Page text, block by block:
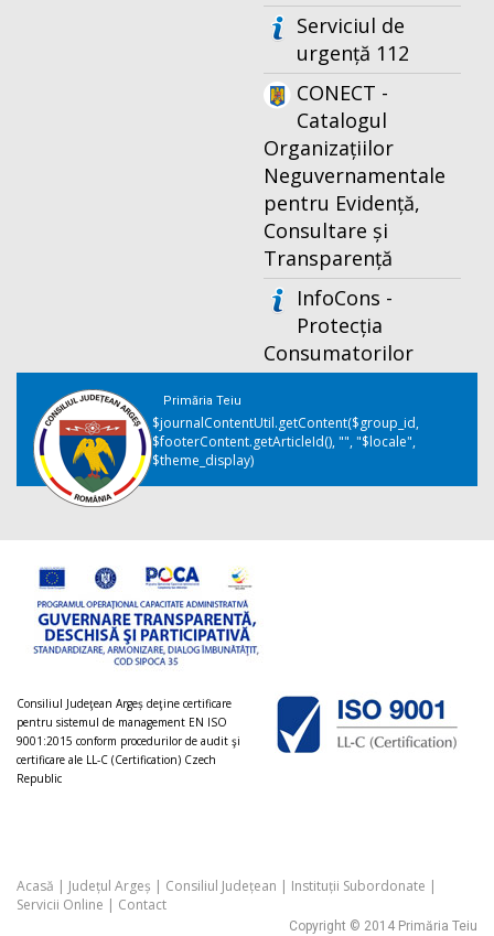
Serviciul de
urgență 112
CONECT -
Catalogul
Organizațiilor
Neguvernamentale
pentru Evidență,
Consultare și
Transparență
InfoCons -
Protecția
Consumatorilor
Primăria Teiu
$journalContentUtil.getContent($group_id,
$footerContent.getArticleId(), "", "$locale",
$theme_display)
Consiliul Judeţean Argeș deţine certificare
pentru sistemul de management EN ISO
9001:2015 conform procedurilor de audit şi
certificare ale LL-C (Certification) Czech
Republic
Acasă | Județul Argeș | Consiliul Județean | Instituții Subordonate |
Servicii Online | Contact
Copyright © 2014 Primăria Teiu